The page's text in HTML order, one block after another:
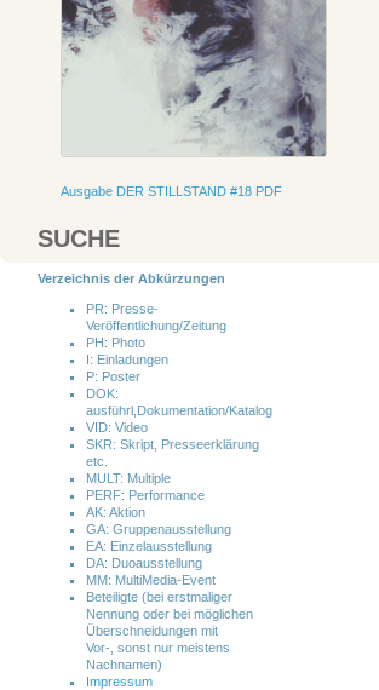
Ausgabe DER STILLSTAND #18 PDF
SUCHE
Verzeichnis der Abkürzungen
PR: Presse-
Veröffentlichung/Zeitung
PH: Photo
I: Einladungen
P: Poster
DOK:
ausführl,Dokumentation/Katalog
VID: Video
SKR: Skript, Presseerklärung
etc.
MULT: Multiple
PERF: Performance
AK: Aktion
GA: Gruppenausstellung
EA: Einzelausstellung
DA: Duoausstellung
MM: MultiMedia-Event
Beteiligte (bei erstmaliger
Nennung oder bei möglichen
Überschneidungen mit
Vor-, sonst nur meistens
Nachnamen)
Impressum